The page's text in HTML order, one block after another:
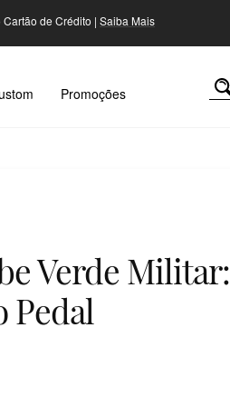
de Crédito | Saiba Mais
Promoções
Verde Militar:
Pedal